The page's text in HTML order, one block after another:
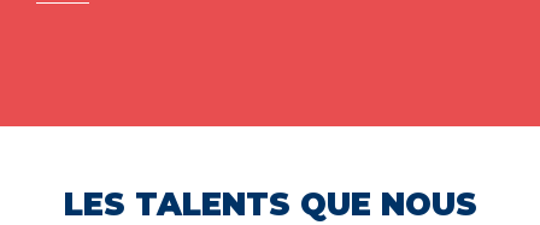
LES TALENTS QUE NOUS